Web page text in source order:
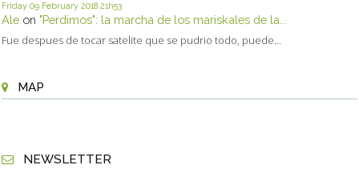
Friday 09 February 2018 21h53
Ale on "Perdimos": la marcha de los mariskales de la...
Fue despues de tocar satelite que se pudrio todo, puede...
MAP
NEWSLETTER